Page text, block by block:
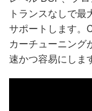
トランスなしで
サポートします。
カーチューニング
速かつ容易にしま